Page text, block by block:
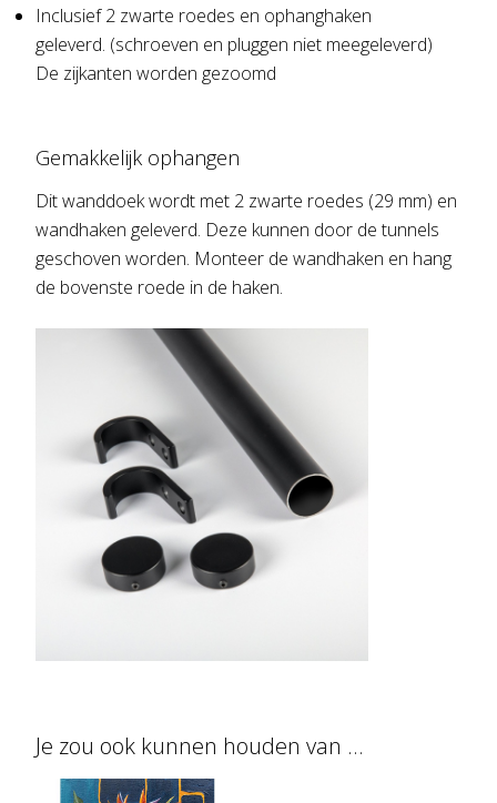
Inclusief 2 zwarte roedes en ophanghaken
geleverd. (schroeven en pluggen niet meegeleverd)
De zijkanten worden gezoomd
Gemakkelijk ophangen
Dit wanddoek wordt met 2 zwarte roedes (29 mm) en
wandhaken geleverd. Deze kunnen door de tunnels
geschoven worden. Monteer de wandhaken en hang
de bovenste roede in de haken.
Je zou ook kunnen houden van …